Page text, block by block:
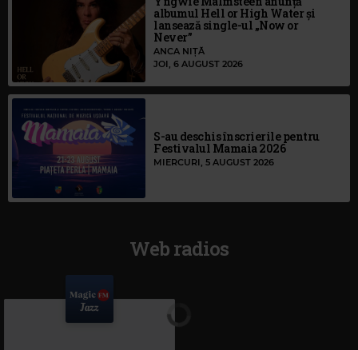
albumul Hell or High Water și
lansează single-ul „Now or
Never”
ANCA NIȚĂ
JOI, 6 AUGUST 2026
S-au deschis înscrierile pentru
Festivalul Mamaia 2026
MIERCURI, 5 AUGUST 2026
Web radios